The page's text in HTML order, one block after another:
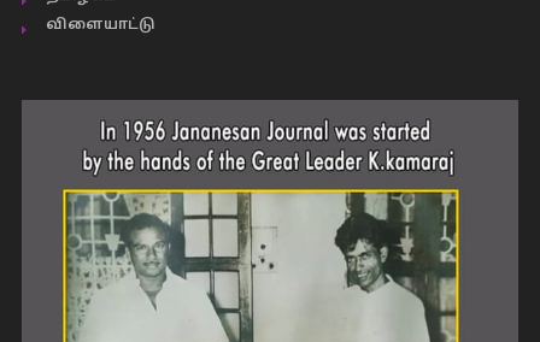
விளையாட்டு